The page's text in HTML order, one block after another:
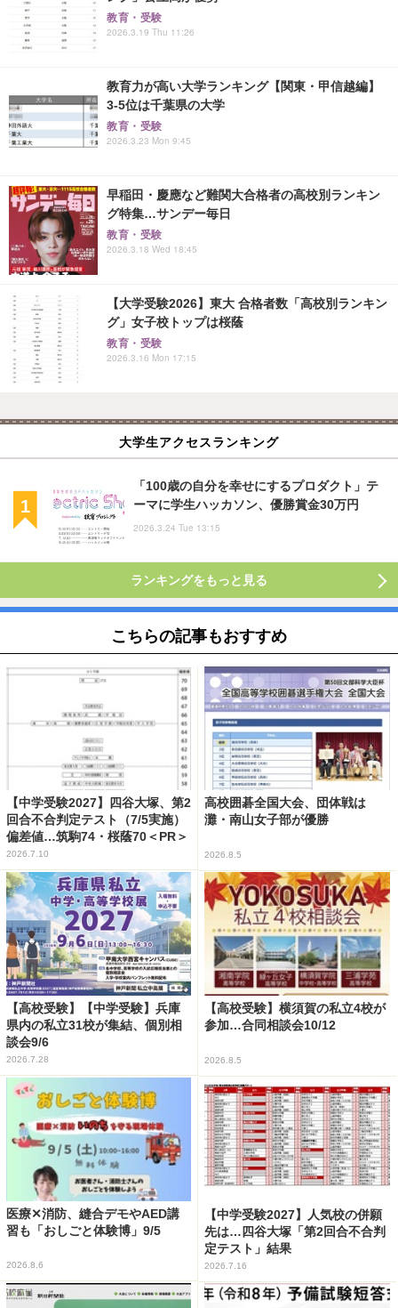
教育・受験
2026.3.19 Thu 11:26
教育力が高い大学ランキング【関東・甲信越編】
3-5位は千葉県の大学
教育・受験
2026.3.23 Mon 9:45
早稲田・慶應など難関大合格者の高校別ランキン
グ特集…サンデー毎日
教育・受験
2026.3.18 Wed 18:45
【大学受験2026】東大 合格者数「高校別ランキン
グ」女子校トップは桜蔭
教育・受験
2026.3.16 Mon 17:15
大学生アクセスランキング
「100歳の自分を幸せにするプロダクト」テ
ーマに学生ハッカソン、優勝賞金30万円
2026.3.24 Tue 13:15
ランキングをもっと見る
こちらの記事もおすすめ
【中学受験2027】四谷大塚、第2
回合不合判定テスト（7/5実施）
偏差値…筑駒74・桜蔭70＜PR＞
2026.7.10
高校囲碁全国大会、団体戦は
灘・南山女子部が優勝
2026.8.5
【高校受験】【中学受験】兵庫
県内の私立31校が集結、個別相
談会9/6
2026.7.28
【高校受験】横須賀の私立4校が
参加…合同相談会10/12
2026.8.5
医療✕消防、縫合デモやAED講
習も「おしごと体験博」9/5
2026.8.6
【中学受験2027】人気校の併願
先は…四谷大塚「第2回合不合判
定テスト」結果
2026.7.16